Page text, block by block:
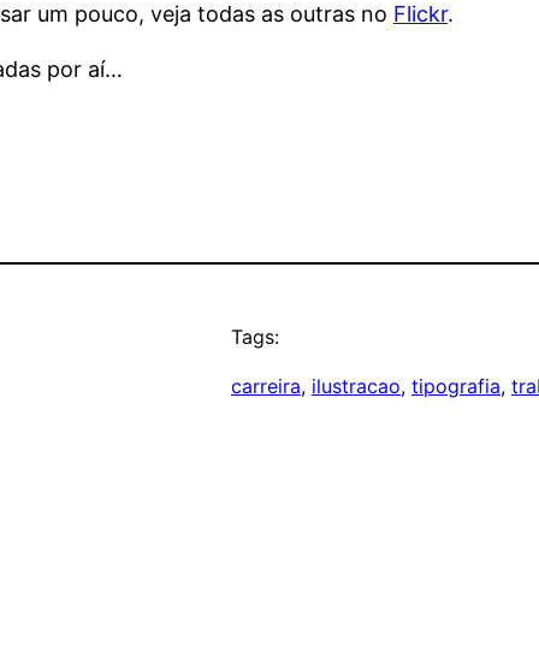
um pouco, veja todas as outras no Flickr.
por aí…
Tags:
carreira, ilustracao, tipografia,